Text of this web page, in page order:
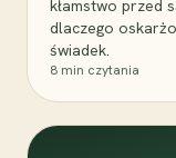
kłamstwo przed
dlaczego
świadek.
8 min czytania